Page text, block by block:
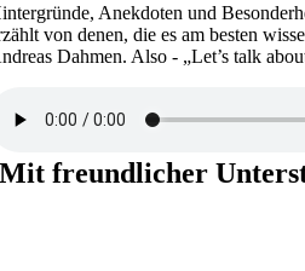
Anekdoten und
von denen, die es am besten
Dahmen. Also - „Let’s talk
Mit freundlicher